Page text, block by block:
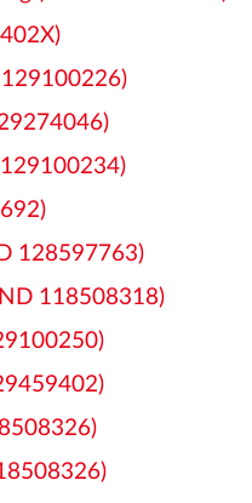
129100226)
128597763)
118508318)